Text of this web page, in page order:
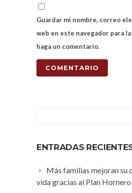
Guardar mi nombre, correo
web en este navegador para
haga un comentario.
ENTRADAS
Más familias mejoran su
vida gracias al Plan Hornero